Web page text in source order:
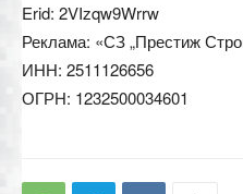
Erid: 2VIzqw9Wrrw
Реклама: «СЗ „Престиж
ИНН: 2511126656
ОГРН: 1232500034601